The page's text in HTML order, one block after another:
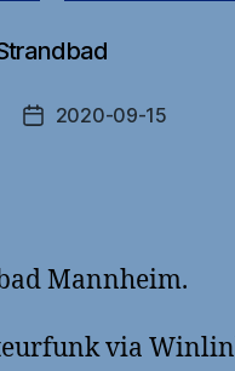
Veröffentlichungsdatum
2020-09-15
Mannheim.
via